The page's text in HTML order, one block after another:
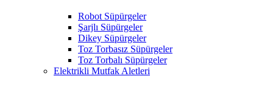
Robot Süpürgeler
Şarjlı Süpürgeler
Dikey Süpürgeler
Toz Torbasız Süpürgeler
Toz Torbalı Süpürgeler
Elektrikli Mutfak Aletleri